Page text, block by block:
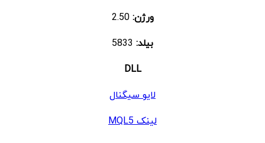
ورژن:2.50
بیلد:
DLL
لایو سیگنال
لینک MQL5